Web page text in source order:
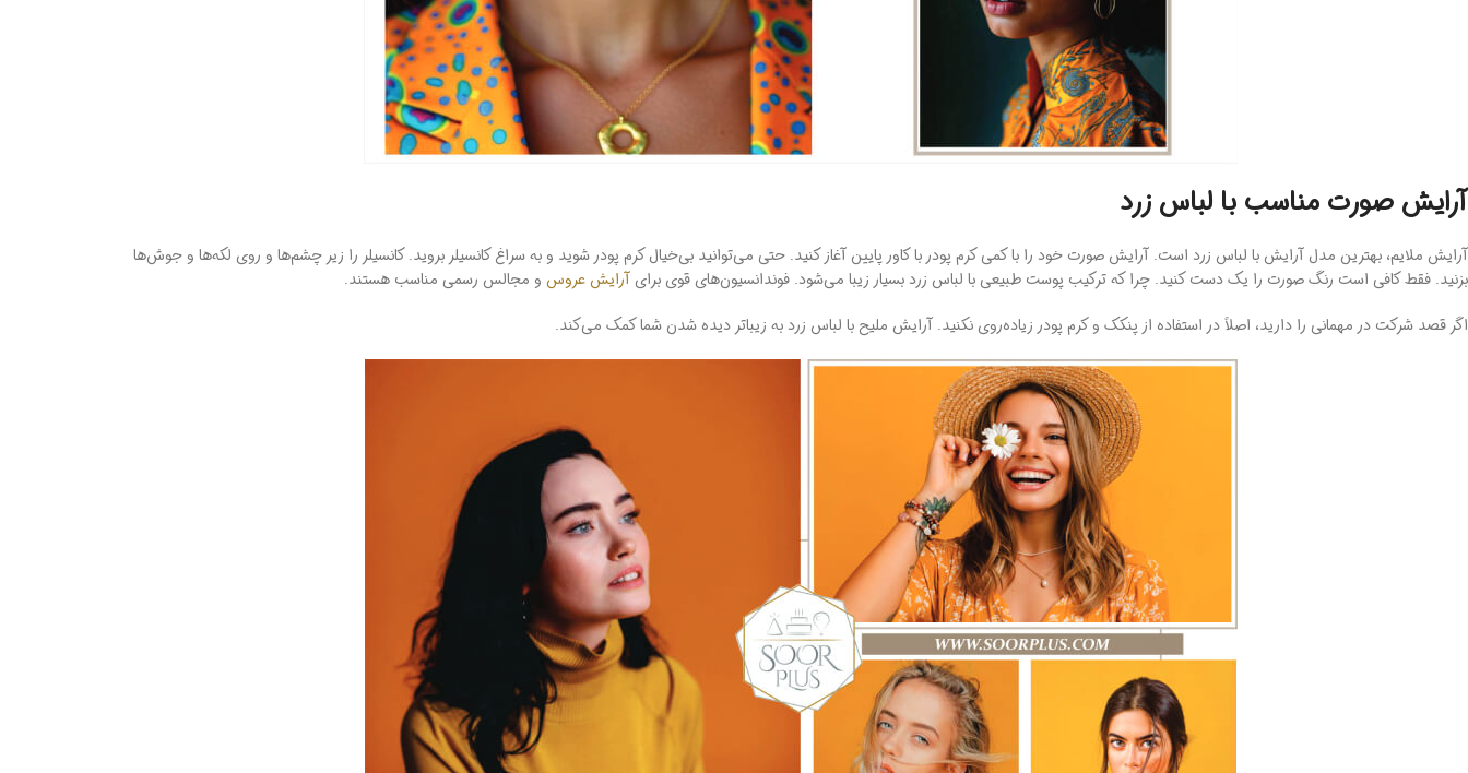
آرایش صورت مناسب با لباس زرد
آرایش ملایم، بهترین مدل آرایش با لباس زرد است. آرایش صورت خود را با کمی کرم پودر با کاور پایین آغاز کنید. حتی می‌توانید بی‌خیال کرم پودر شوید و به سراغ کانسیلر بروید. کانسیلر را زیر چشم‌ها و روی لکه‌ها و جوش‌ها
بزنید. فقط کافی است رنگ صورت را یک ‌دست کنید. چرا که ترکیب پوست طبیعی با لباس زرد بسیار زیبا می‌شود. فوندانسیون‌های قوی برای آرایش عروس و مجالس رسمی مناسب هستند.
اگر قصد شرکت در مهمانی را دارید، اصلاً در استفاده از پنکک و کرم‌ پودر زیاده‌روی نکنید. آرایش ملیح با لباس زرد به زیباتر دیده شدن شما کمک می‌کند.